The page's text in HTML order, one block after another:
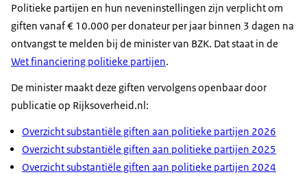
Politieke partijen en hun neveninstellingen zijn verplicht om
giften vanaf € 10.000 per donateur per jaar binnen 3 dagen na
ontvangst te melden bij de minister van BZK. Dat staat in de
Wet financiering politieke partijen.
De minister maakt deze giften vervolgens openbaar door
publicatie op Rijksoverheid.nl:
Overzicht substantiële giften aan politieke partijen 2026
Overzicht substantiële giften aan politieke partijen 2025
Overzicht substantiële giften aan politieke partijen 2024